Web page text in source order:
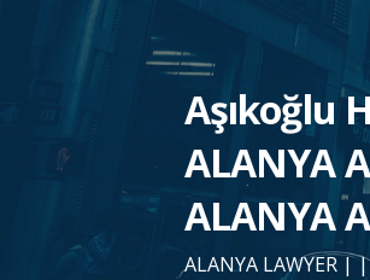
Aşıkoğlu
ALANYA
ALANYA
ALANYA LAWYER |